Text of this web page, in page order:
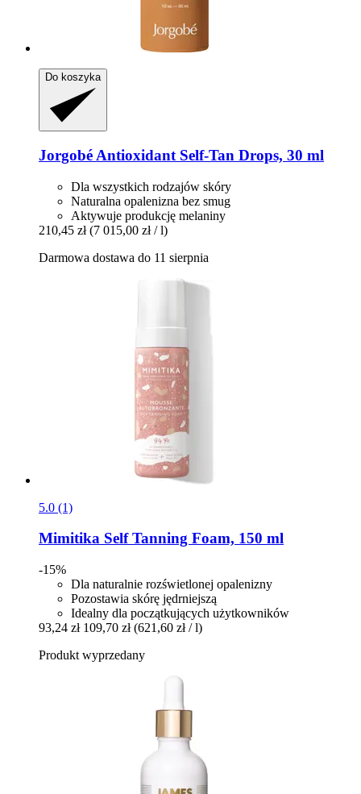
Do koszyka
Jorgobé Antioxidant Self-​Tan Drops, 30 ml
Dla wszystkich rodzajów skóry
Naturalna opalenizna bez smug
Aktywuje produkcję melaniny
210,45 zł (7 015,00 zł / l)
Darmowa dostawa do 11 sierpnia
5.0 (1)
Mimitika Self Tanning Foam, 150 ml
-15%
Dla naturalnie rozświetlonej opalenizny
Pozostawia skórę jędrniejszą
Idealny dla początkujących użytkowników
93,24 zł 109,70 zł (621,60 zł / l)
Produkt wyprzedany